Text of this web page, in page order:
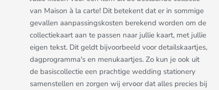
van Maison à la carte! Dit betekent dat er in sommige
gevallen aanpassingskosten berekend worden om de
collectiekaart aan te passen naar jullie kaart, met jullie
eigen tekst. Dit geldt bijvoorbeeld voor detailskaartjes,
dagprogramma's en menukaartjes. Zo kun je ook uit
de basiscollectie een prachtige wedding stationery
samenstellen en zorgen wij ervoor dat alles precies bij